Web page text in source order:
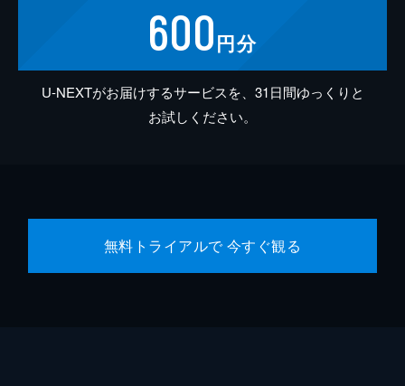
600円分
U-NEXTがお届けするサービスを、31日間ゆっくりと
お試しください。
無料トライアルで 今すぐ観る